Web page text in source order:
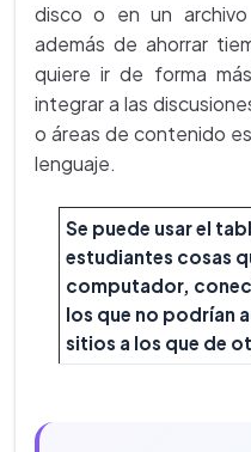
disco o en un
además de ahorrar
quiere ir de forma
integrar a las
o áreas de contenido
lenguaje.
Se puede usar el
estudiantes cosas
computador,
los que no podrían
sitios a los que de